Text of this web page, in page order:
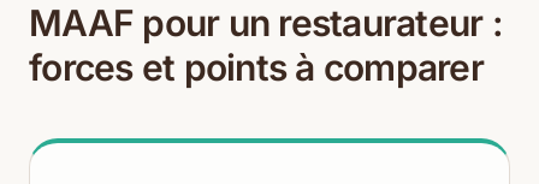
MAAF pour un restaurateur :
forces et points à comparer